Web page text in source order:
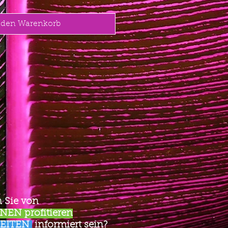
Warenkorb
Sie von
profitieren
informiert sein?